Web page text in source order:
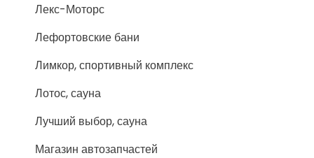
Лекс-Моторс
Лефортовские бани
Лимкор, спортивный комплекс
Лотос, сауна
Лучший выбор, сауна
Магазин автозапчастей